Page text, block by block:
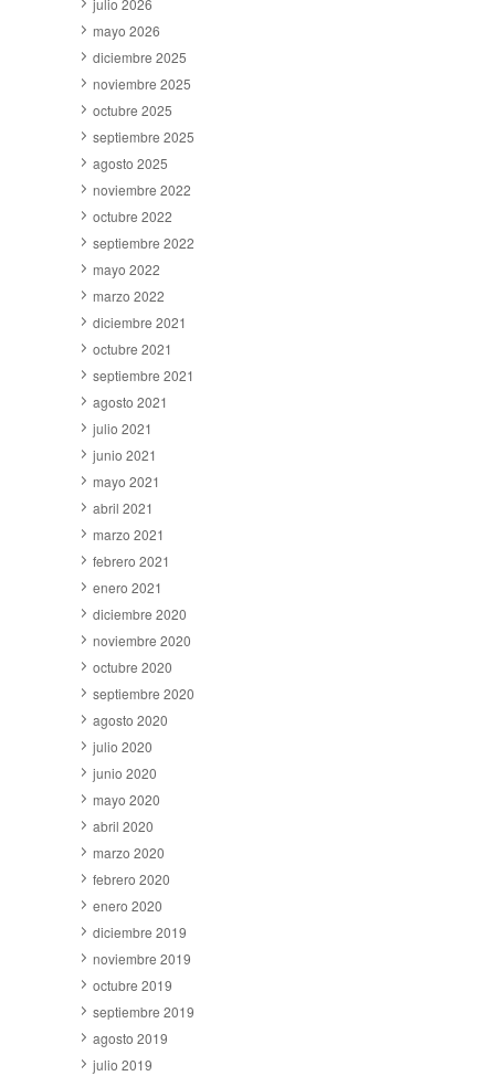
julio 2026
mayo 2026
diciembre 2025
noviembre 2025
octubre 2025
septiembre 2025
agosto 2025
noviembre 2022
octubre 2022
septiembre 2022
mayo 2022
marzo 2022
diciembre 2021
octubre 2021
septiembre 2021
agosto 2021
julio 2021
junio 2021
mayo 2021
abril 2021
marzo 2021
febrero 2021
enero 2021
diciembre 2020
noviembre 2020
octubre 2020
septiembre 2020
agosto 2020
julio 2020
junio 2020
mayo 2020
abril 2020
marzo 2020
febrero 2020
enero 2020
diciembre 2019
noviembre 2019
octubre 2019
septiembre 2019
agosto 2019
julio 2019